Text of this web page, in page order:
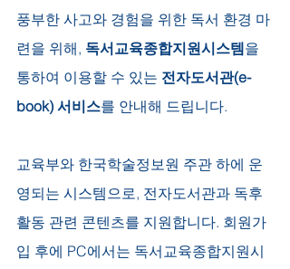
풍부한 사고와 경험을 위한 독서 환경 마
련을 위해, 독서교육종합지원시스템을
통하여 이용할 수 있는 전자도서관(e-
book) 서비스를 안내해 드립니다.
교육부와 한국학술정보원 주관 하에 운
영되는 시스템으로, 전자도서관과 독후
활동 관련 콘텐츠를 지원합니다. 회원가
입 후에 PC에서는 독서교육종합지원시